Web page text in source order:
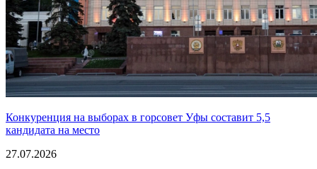
Конкуренция на выборах в горсовет Уфы составит 5,5
кандидата на место
27.07.2026